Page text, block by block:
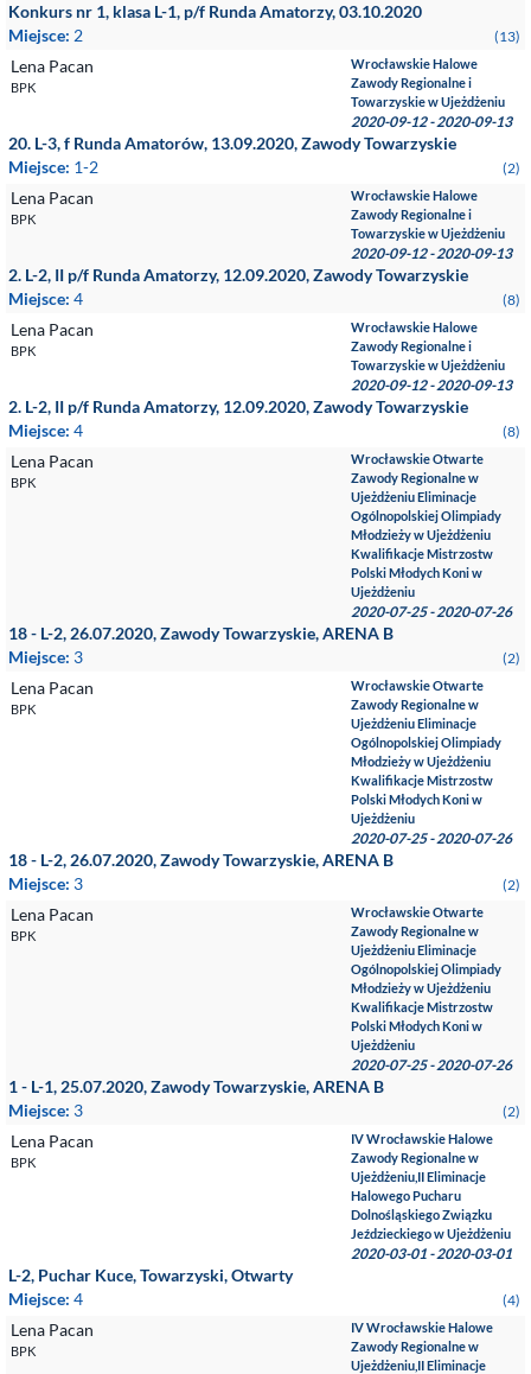
Konkurs nr 1, klasa L-1, p/f Runda Amatorzy, 03.10.2020
Miejsce: 2 (13)
Lena Pacan
BPK
Wrocławskie Halowe
Zawody Regionalne i
Towarzyskie w Ujeżdżeniu
2020-09-12 - 2020-09-13
20. L-3, f Runda Amatorów, 13.09.2020, Zawody Towarzyskie
Miejsce: 1-2 (2)
Lena Pacan
BPK
Wrocławskie Halowe
Zawody Regionalne i
Towarzyskie w Ujeżdżeniu
2020-09-12 - 2020-09-13
2. L-2, II p/f Runda Amatorzy, 12.09.2020, Zawody Towarzyskie
Miejsce: 4 (8)
Lena Pacan
BPK
Wrocławskie Halowe
Zawody Regionalne i
Towarzyskie w Ujeżdżeniu
2020-09-12 - 2020-09-13
2. L-2, II p/f Runda Amatorzy, 12.09.2020, Zawody Towarzyskie
Miejsce: 4 (8)
Lena Pacan
BPK
Wrocławskie Otwarte
Zawody Regionalne w
Ujeżdżeniu Eliminacje
Ogólnopolskiej Olimpiady
Młodzieży w Ujeżdżeniu
Kwalifikacje Mistrzostw
Polski Młodych Koni w
Ujeżdżeniu
2020-07-25 - 2020-07-26
18 - L-2, 26.07.2020, Zawody Towarzyskie, ARENA B
Miejsce: 3 (2)
Lena Pacan
BPK
Wrocławskie Otwarte
Zawody Regionalne w
Ujeżdżeniu Eliminacje
Ogólnopolskiej Olimpiady
Młodzieży w Ujeżdżeniu
Kwalifikacje Mistrzostw
Polski Młodych Koni w
Ujeżdżeniu
2020-07-25 - 2020-07-26
18 - L-2, 26.07.2020, Zawody Towarzyskie, ARENA B
Miejsce: 3 (2)
Lena Pacan
BPK
Wrocławskie Otwarte
Zawody Regionalne w
Ujeżdżeniu Eliminacje
Ogólnopolskiej Olimpiady
Młodzieży w Ujeżdżeniu
Kwalifikacje Mistrzostw
Polski Młodych Koni w
Ujeżdżeniu
2020-07-25 - 2020-07-26
1 - L-1, 25.07.2020, Zawody Towarzyskie, ARENA B
Miejsce: 3 (2)
Lena Pacan
BPK
IV Wrocławskie Halowe
Zawody Regionalne w
Ujeżdżeniu,II Eliminacje
Halowego Pucharu
Dolnośląskiego Związku
Jeździeckiego w Ujeżdżeniu
2020-03-01 - 2020-03-01
L-2, Puchar Kuce, Towarzyski, Otwarty
Miejsce: 4 (4)
Lena Pacan
BPK
IV Wrocławskie Halowe
Zawody Regionalne w
Ujeżdżeniu,II Eliminacje